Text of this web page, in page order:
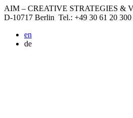
AIM – CREATIVE STRATEGIES &
D-10717 Berlin Tel.: +49 30 61 20 300
en
de